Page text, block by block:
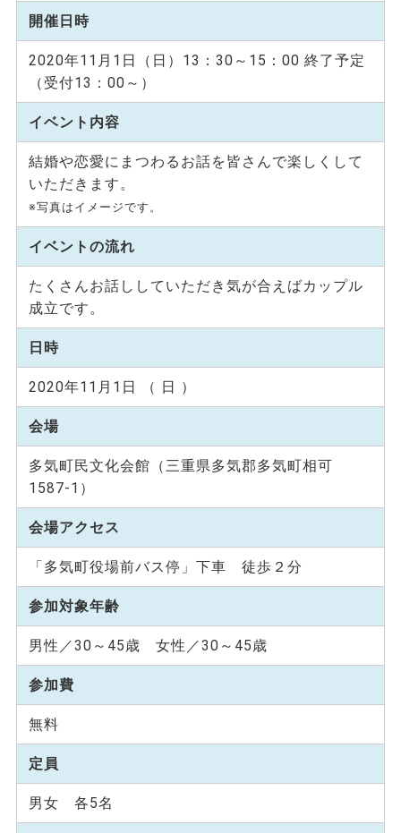
開催日時
2020年11月1日（日）13：30～15：00 終了予定
（受付13：00～）
イベント内容
結婚や恋愛にまつわるお話を皆さんで楽しくして
いただきます。
※写真はイメージです。
イベントの流れ
たくさんお話ししていただき気が合えばカップル
成立です。
日時
2020年11月1日 （ 日 ）
会場
多気町民文化会館（三重県多気郡多気町相可
1587-1）
会場アクセス
「多気町役場前バス停」下車 徒歩２分
参加対象年齢
男性／30～45歳 女性／30～45歳
参加費
無料
定員
男女 各5名